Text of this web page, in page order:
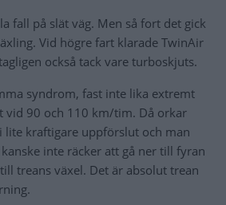
fall på slät väg. Men så fort det gick
Vid högre fart klarade TwinAir
också tack vare turboskjuts.
syndrom, fast inte lika extremt
vid 90 och 110 km/tim. Då orkar
lite kraftigare uppförslut och man
inte räcker att gå ner till fyran
treans växel. Det är absolut trean